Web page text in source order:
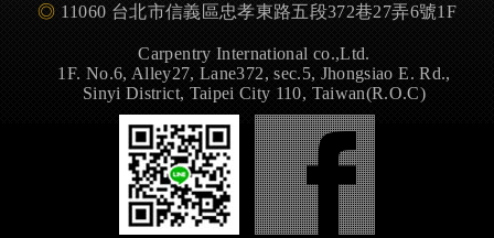
◎ 11060 台北市信義區忠孝東路五段372巷27弄6號1F
Carpentry International co.,Ltd.
1F. No.6, Alley27, Lane372, sec.5, Jhongsiao E. Rd.,
Sinyi District, Taipei City 110, Taiwan(R.O.C)